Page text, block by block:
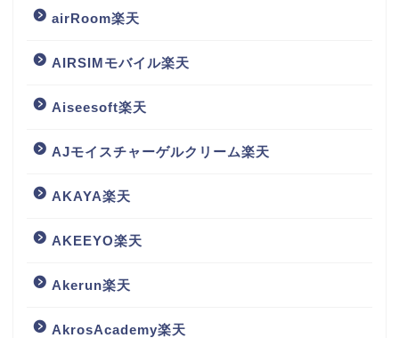
airRoom楽天
AIRSIMモバイル楽天
Aiseesoft楽天
AJモイスチャーゲルクリーム楽天
AKAYA楽天
AKEEYO楽天
Akerun楽天
AkrosAcademy楽天